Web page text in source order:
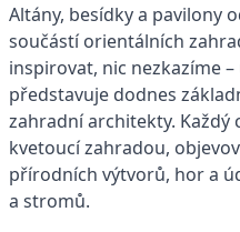
Altány, besídky a pavilony
součástí orientálních
inspirovat, nic nezkazíme
představuje dodnes
zahradní architekty.
kvetoucí zahradou,
přírodních výtvorů, hor a
a stromů.